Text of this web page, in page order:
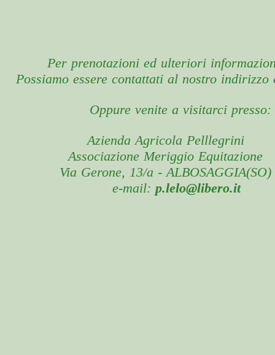
Per prenotazioni ed ulteriori
Possiamo essere contattati al nostro indirizzo
Oppure venite a visitarci presso:
Azienda Agricola Pelllegrini
Associazione Meriggio Equitazione
Via Gerone, 13/a - ALBOSAGGIA(SO)
e-mail: p.lelo@libero.it